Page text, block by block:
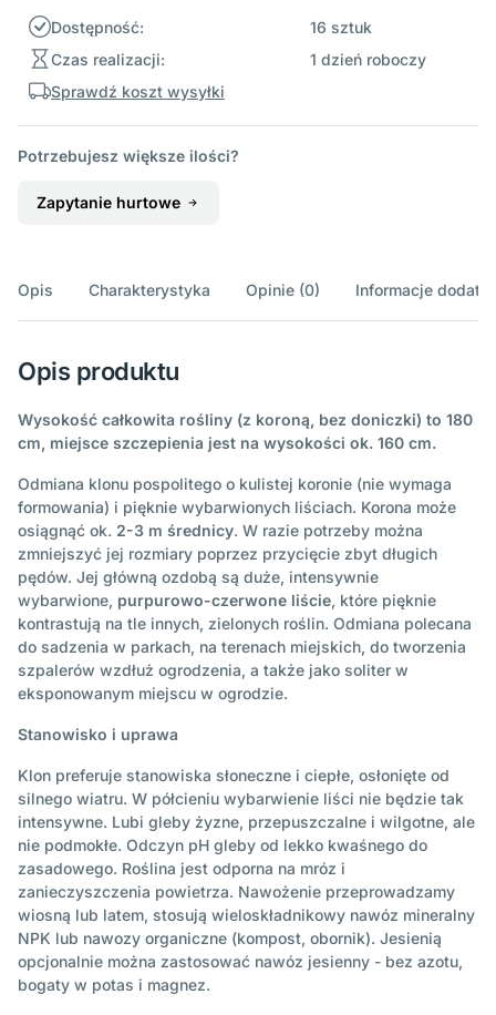
Dostępność:
16 sztuk
Czas realizacji:
1 dzień roboczy
Sprawdź koszt wysyłki
Potrzebujesz większe ilości?
Zapytanie hurtowe
Opis Charakterystyka Opinie (0) Informacje
Opis produktu
Wysokość całkowita rośliny (z koroną, bez doniczki) to 180
cm, miejsce szczepienia jest na wysokości ok. 160 cm.
Odmiana klonu pospolitego o kulistej koronie (nie wymaga
formowania) i pięknie wybarwionych liściach. Korona może
osiągnąć ok. 2-3 m średnicy. W razie potrzeby można
zmniejszyć jej rozmiary poprzez przycięcie zbyt długich
pędów. Jej główną ozdobą są duże, intensywnie
wybarwione, purpurowo-czerwone liście, które pięknie
kontrastują na tle innych, zielonych roślin. Odmiana polecana
do sadzenia w parkach, na terenach miejskich, do tworzenia
szpalerów wzdłuż ogrodzenia, a także jako soliter w
eksponowanym miejscu w ogrodzie.
Stanowisko i uprawa
Klon preferuje stanowiska słoneczne i ciepłe, osłonięte od
silnego wiatru. W półcieniu wybarwienie liści nie będzie tak
intensywne. Lubi gleby żyzne, przepuszczalne i wilgotne, ale
nie podmokłe. Odczyn pH gleby od lekko kwaśnego do
zasadowego. Roślina jest odporna na mróz i
zanieczyszczenia powietrza. Nawożenie przeprowadzamy
wiosną lub latem, stosują wieloskładnikowy nawóz mineralny
NPK lub nawozy organiczne (kompost, obornik). Jesienią
opcjonalnie można zastosować nawóz jesienny - bez azotu,
bogaty w potas i magnez.